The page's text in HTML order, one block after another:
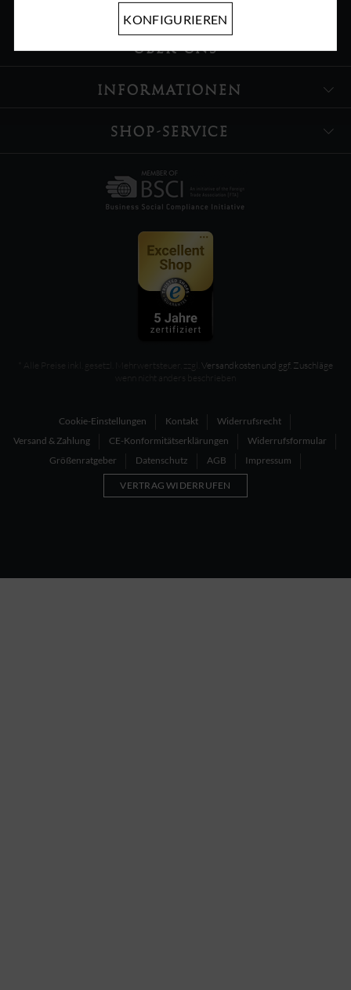
ÜBER UNS
INFORMATIONEN
SHOP-SERVICE
* Alle Preise inkl. gesetzl. Mehrwertsteuer, zzgl. Versandkosten und ggf. Zuschläge
wenn nicht anders beschrieben
Cookie-Einstellungen Kontakt
Widerrufsrecht
Versand & Zahlung
CE-Konformitätserklärungen
Widerrufsformular
Größenratgeber
Datenschutz AGB Impressum
VERTRAG WIDERRUFEN
KONFIGURIEREN